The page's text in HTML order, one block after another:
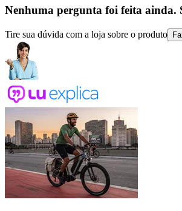
Nenhuma pergunta foi feita ainda.
Tire sua dúvida com a loja sobre o produto